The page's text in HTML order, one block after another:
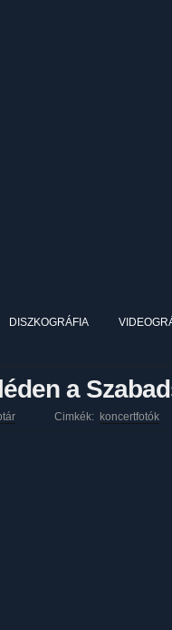
DISZKOGRÁFIA
a
Cimkék: koncertfotók